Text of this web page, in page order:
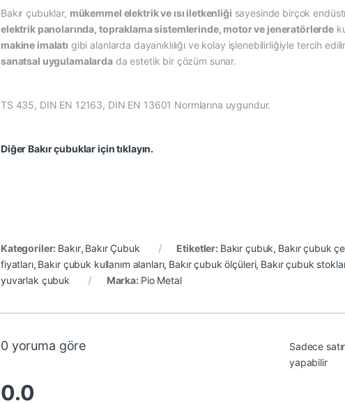
Bakır çubuklar, mükemmel elektrik ve ısı iletkenliği sayesinde birçok
elektrik panolarında, topraklama sistemlerinde, motor ve jeneratörlerde
makine imalatı gibi alanlarda dayanıklılığı ve kolay işlenebilirliğiyle tercih
sanatsal uygulamalardada estetik bir çözüm sunar.
TS 435, DIN EN 12163, DIN EN 13601 Normlarına uygundur.
Diğer Bakır çubuklar için tıklayın.
Kategoriler: Bakır, Bakır Çubuk Etiketler: Bakır çubuk, Bakır çubuk
fiyatları, Bakır çubuk kullanım alanları, Bakır çubuk ölçüleri, Bakır çubuk
yuvarlak çubuk
Marka: Pio Metal
0 yoruma göre
0.0
Sadece
yapabilir